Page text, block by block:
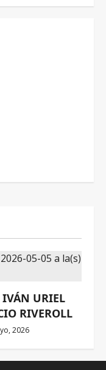
IVÁN URIEL
RIVEROLL
2026